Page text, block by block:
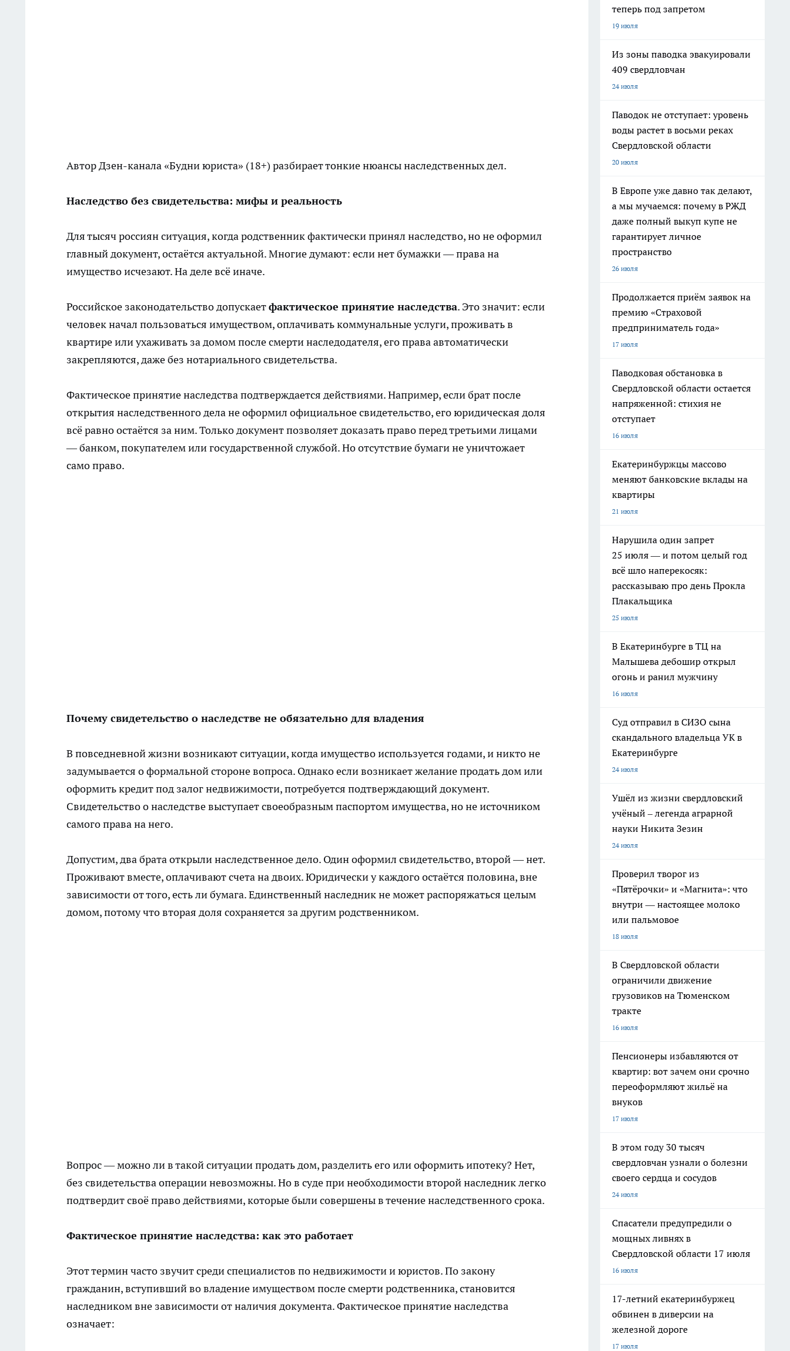
Автор Дзен-канала «Будни юриста» (18+) разбирает тонкие нюансы наследственных дел.
Наследство без свидетельства: мифы и реальность
Для тысяч россиян ситуация, когда родственник фактически принял наследство, но не оформил
главный документ, остаётся актуальной. Многие думают: если нет бумажки — права на
имущество исчезают. На деле всё иначе.
Российское законодательство допускаетфактическое принятие наследства. Это значит: если
человек начал пользоваться имуществом, оплачивать коммунальные услуги, проживать в
квартире или ухаживать за домом после смерти наследодателя, его права автоматически
закрепляются, даже без нотариального свидетельства.
Фактическое принятие наследства подтверждается действиями. Например, если брат после
открытия наследственного дела не оформил официальное свидетельство, его юридическая доля
всё равно остаётся за ним. Только документ позволяет доказать право перед третьими лицами
— банком, покупателем или государственной службой. Но отсутствие бумаги не уничтожает
само право.
Почему свидетельство о наследстве не обязательно для владения
В повседневной жизни возникают ситуации, когда имущество используется годами, и никто не
задумывается о формальной стороне вопроса. Однако если возникает желание продать дом или
оформить кредит под залог недвижимости, потребуется подтверждающий документ.
Свидетельство о наследстве выступает своеобразным паспортом имущества, но не источником
самого права на него.
Допустим, два брата открыли наследственное дело. Один оформил свидетельство, второй — нет.
Проживают вместе, оплачивают счета на двоих. Юридически у каждого остаётся половина, вне
зависимости от того, есть ли бумага. Единственный наследник не может распоряжаться целым
домом, потому что вторая доля сохраняется за другим родственником.
Вопрос — можно ли в такой ситуации продать дом, разделить его или оформить ипотеку? Нет,
без свидетельства операции невозможны. Но в суде при необходимости второй наследник легко
подтвердит своё право действиями, которые были совершены в течение наследственного срока.
Фактическое принятие наследства: как это работает
Этот термин часто звучит среди специалистов по недвижимости и юристов. По закону
гражданин, вступивший во владение имуществом после смерти родственника, становится
наследником вне зависимости от наличия документа. Фактическое принятие наследства
означает:
теперь под запретом
19 июля
Из зоны паводка эвакуировали
409 свердловчан
24 июля
Паводок не отступает: уровень
воды растет в восьми реках
Свердловской области
20 июля
В Европе уже давно так делают,
а мы мучаемся: почему в РЖД
даже полный выкуп купе не
гарантирует личное
пространство
26 июля
Продолжается приём заявок на
премию «Страховой
предприниматель года»
17 июля
Паводковая обстановка в
Свердловской области остается
напряженной: стихия не
отступает
16 июля
Екатеринбуржцы массово
меняют банковские вклады на
квартиры
21 июля
Нарушила один запрет
25 июля — и потом целый год
всё шло наперекосяк:
рассказываю про день Прокла
Плакальщика
25 июля
В Екатеринбурге в ТЦ на
Малышева дебошир открыл
огонь и ранил мужчину
16 июля
Суд отправил в СИЗО сына
скандального владельца УК в
Екатеринбурге
24 июля
Ушёл из жизни свердловский
учёный – легенда аграрной
науки Никита Зезин
24 июля
Проверил творог из
«Пятёрочки» и «Магнита»: что
внутри — настоящее молоко
или пальмовое
18 июля
В Свердловской области
ограничили движение
грузовиков на Тюменском
тракте
16 июля
Пенсионеры избавляются от
квартир: вот зачем они срочно
переоформляют жильё на
внуков
17 июля
В этом году 30 тысяч
свердловчан узнали о болезни
своего сердца и сосудов
24 июля
Спасатели предупредили о
мощных ливнях в
Свердловской области 17 июля
16 июля
17-летний екатеринбуржец
обвинен в диверсии на
железной дороге
17 июля